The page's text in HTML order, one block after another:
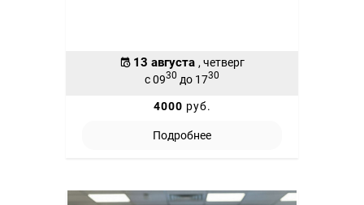
13 августа , четверг
с 0930 до 1730
4000 руб.
Подробнее